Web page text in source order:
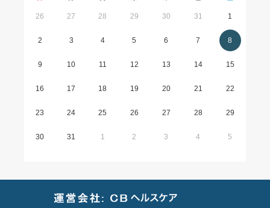
26 27 28 29 30 31 1
2 3 4 5 6 7 8
9 10 11 12 13 14 15
16 17 18 19 20 21 22
23 24 25 26 27 28 29
30 31 1 2 3 4 5